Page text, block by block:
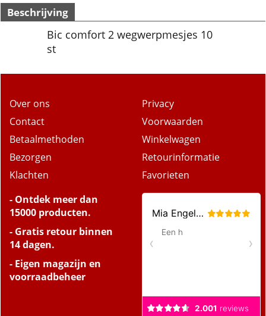
Beschrijving
Bic comfort 2 wegwerpmesjes 10
Over ons
Contact
Betaalmethoden
Bezorgen
Klachten
Privacy
Voorwaarden
Winkelwagen
Retourinformatie
Favorieten
- Ontdek meer dan
15000 producten.
- Gratis retour binnen
14 dagen.
- Eigen magazijn en